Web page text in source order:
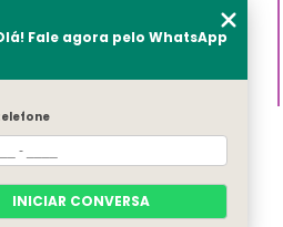
2768-8783
99457-9205
MENU
HOME
SOBRE
NÓS
Fale agora pelo WhatsApp
INICIAR CONVERSA